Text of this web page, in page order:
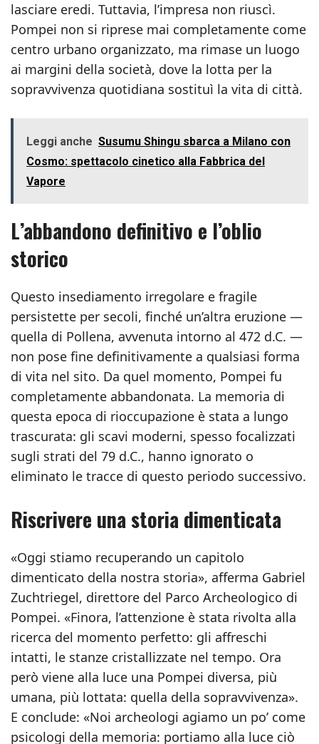
lasciare eredi. Tuttavia, l’impresa non riuscì.
Pompei non si riprese mai completamente come
centro urbano organizzato, ma rimase un luogo
ai margini della società, dove la lotta per la
sopravvivenza quotidiana sostituì la vita di città.
Leggi anche Susumu Shingu sbarca a Milano con
Cosmo: spettacolo cinetico alla Fabbrica del
Vapore
L’abbandono definitivo e l’oblio
storico
Questo insediamento irregolare e fragile
persistette per secoli, finché un’altra eruzione —
quella di Pollena, avvenuta intorno al 472 d.C. —
non pose fine definitivamente a qualsiasi forma
di vita nel sito. Da quel momento, Pompei fu
completamente abbandonata. La memoria di
questa epoca di rioccupazione è stata a lungo
trascurata: gli scavi moderni, spesso focalizzati
sugli strati del 79 d.C., hanno ignorato o
eliminato le tracce di questo periodo successivo.
Riscrivere una storia dimenticata
«Oggi stiamo recuperando un capitolo
dimenticato della nostra storia», afferma Gabriel
Zuchtriegel, direttore del Parco Archeologico di
Pompei. «Finora, l’attenzione è stata rivolta alla
ricerca del momento perfetto: gli affreschi
intatti, le stanze cristallizzate nel tempo. Ora
però viene alla luce una Pompei diversa, più
umana, più lottata: quella della sopravvivenza».
E conclude: «Noi archeologi agiamo un po’ come
psicologi della memoria: portiamo alla luce ciò